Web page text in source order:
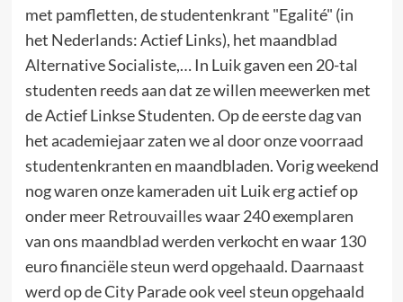
met pamfletten, de studentenkrant "Egalité" (in
het Nederlands: Actief Links), het maandblad
Alternative Socialiste,… In Luik gaven een 20-tal
studenten reeds aan dat ze willen meewerken met
de Actief Linkse Studenten. Op de eerste dag van
het academiejaar zaten we al door onze voorraad
studentenkranten en maandbladen. Vorig weekend
nog waren onze kameraden uit Luik erg actief op
onder meerRetrouvailleswaar 240 exemplaren
van ons maandblad werden verkocht en waar 130
euro financiële steun werd opgehaald. Daarnaast
werd op de City Parade ook veel steun opgehaald